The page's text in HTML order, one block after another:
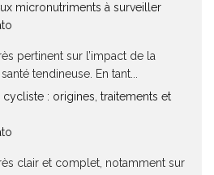
micronutriments à surveiller
pertinent sur l’impact de la
tendineuse. En tant...
: origines, traitements et
clair et complet, notamment sur